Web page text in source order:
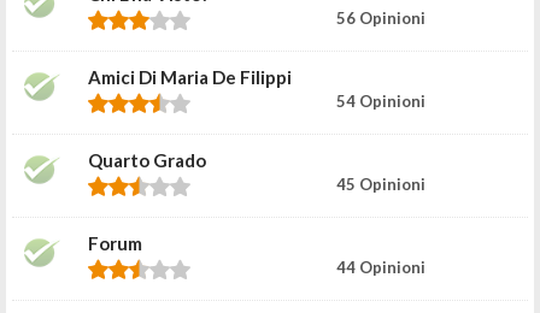
56 Opinioni
Amici Di Maria De Filippi
54 Opinioni
Quarto Grado
45 Opinioni
Forum
44 Opinioni